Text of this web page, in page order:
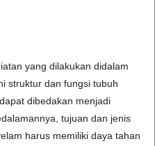
yang dilakukan didalam
struktur dan fungsi tubuh
dibedakan menjadi
tujuan dan jenis
harus memiliki daya tahan